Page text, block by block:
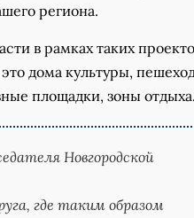
региона.
в рамках таких
дома культуры,
площадки, зоны
Новгородской
где таким образом